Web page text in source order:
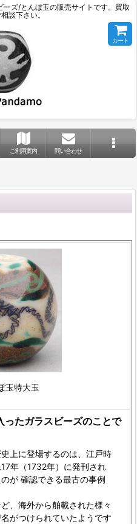
ズ/とんぼ玉の販売サイトです。買取
談下さい。
カート
ご利用案内 問い合わせ
玉特大玉
ったガラスビーズのことで
上に登場するのは、江戸時
年（1732年）に発刊され
が 確認できる最古の事例
、海外から舶載された様々
がつけられていたようです